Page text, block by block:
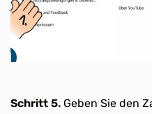
Schritt 5. Geben Sie den